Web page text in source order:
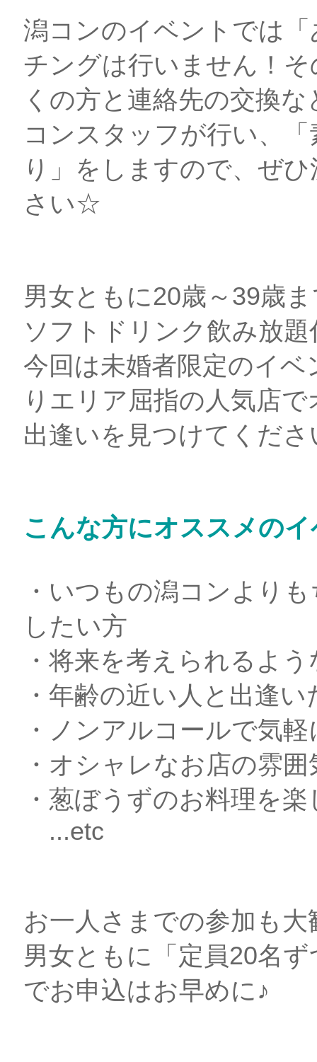
潟コンのイベントでは
チングは行いません！
くの方と連絡先の交換
コンスタッフが行い、
り」をしますので、ぜ
さい☆
男女ともに20歳～39歳
ソフトドリンク飲み放
今回は未婚者限定のイ
りエリア屈指の人気店
出逢いを見つけてくださ
こんな方にオススメの
・いつもの潟コンより
したい方
・将来を考えられるよ
・年齢の近い人と出逢い
・ノンアルコールで気
・オシャレなお店の雰
・葱ぼうずのお料理を
...etc
お一人さまでの参加も大
男女ともに「定員20名
でお申込はお早めに♪